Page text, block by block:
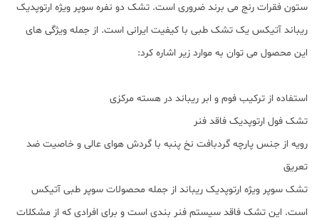
ستون فقرات رنج می برند ضروری است. تشک دو نفره سوپر ویژه ارتوپدیک
ریباند آتیکس یک تشک طبی با کیفیت ایرانی است. از جمله ویژگی های
این محصول می توان به موارد زیر اشاره کرد:
استفاده از ترکیب فوم و ابر ریباند در هسته مرکزی
تشک فول ارتوپدیک فاقد فنر
رویه از جنس پارچه گردبافت نخ پنبه با گردش هوای عالی و خاصیت ضد
تعریق
تشک سوپر ویژه ارتوپدیک ریباند از جمله محصولات سوپر طبی آتیکس
است. این تشک فاقد سیستم فنر بندی است و برای افرادی که از مشکلات